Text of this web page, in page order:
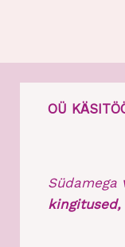
OÜ
Südamega